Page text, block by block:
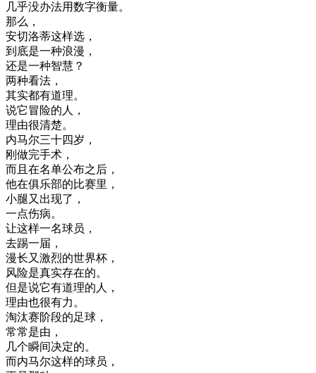
几乎没办法用数字衡量。
那么 ，
安切洛蒂这样选 ，
到底是一种浪漫 ，
还是一种智慧 ？
两种看法 ，
其实都有道理。
说它 冒险的人 ，
理由很清楚。
内马尔三十四岁 ，
刚 做完手术 ，
而且 在名单公布之后 ，
他在俱乐部的比赛里 ，
小腿又出现了 ，
一点伤病。
让这样一名球员 ，
去踢一届 ，
漫长又激烈的世界杯 ，
风险是真实存在的。
但是说它有道理的人 ，
理由也很有力。
淘汰赛阶段的足球 ，
常常是由 ，
几个瞬间决定的。
而内马尔这样的球员 ，